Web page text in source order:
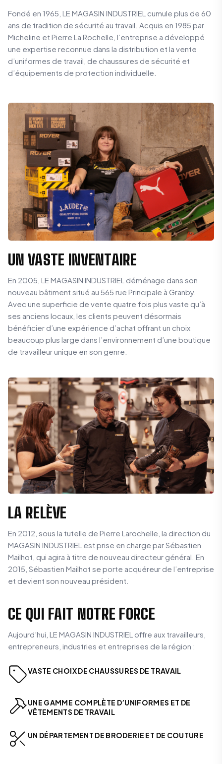
Fondé en 1965, LE MAGASIN INDUSTRIEL cumule plus de 60
ans de tradition de sécurité au travail. Acquis en 1985 par
Micheline et Pierre La Rochelle, l’entreprise a développé
une expertise reconnue dans la distribution et la vente
d’uniformes de travail, de chaussures de sécurité et
d’équipements de protection individuelle.
UN VASTE INVENTAIRE
En 2005, LE MAGASIN INDUSTRIEL déménage dans son
nouveau bâtiment situé au 565 rue Principale à Granby.
Avec une superficie de vente quatre fois plus vaste qu’à
ses anciens locaux, les clients peuvent désormais
bénéficier d’une expérience d’achat offrant un choix
beaucoup plus large dans l’environnement d’une boutique
de travailleur unique en son genre.
LA RELÈVE
En 2012, sous la tutelle de Pierre Larochelle, la direction du
MAGASIN INDUSTRIEL est prise en charge par Sébastien
Mailhot, qui agira à titre de nouveau directeur général. En
2015, Sébastien Mailhot se porte acquéreur de l’entreprise
et devient son nouveau président.
CE QUI FAIT NOTRE FORCE
Aujourd’hui, LE MAGASIN INDUSTRIEL offre aux travailleurs,
entrepreneurs, industries et entreprises de la région :
VASTE CHOIX DE CHAUSSURES DE TRAVAIL
UNE GAMME COMPLÈTE D’UNIFORMES ET DE
VÊTEMENTS DE TRAVAIL
UN DÉPARTEMENT DE BRODERIE ET DE COUTURE